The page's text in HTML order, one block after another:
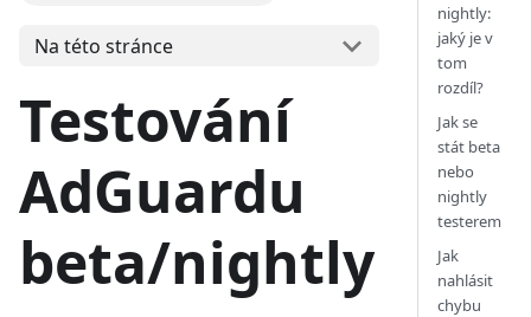
Na této stránce
Testování
AdGuardu
beta/nightly
nightly:
jaký je v
tom
rozdíl?
Jak se
stát beta
nebo
nightly
testerem
Jak
nahlásit
chybu